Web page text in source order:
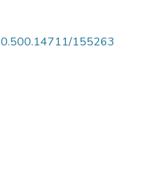
155263